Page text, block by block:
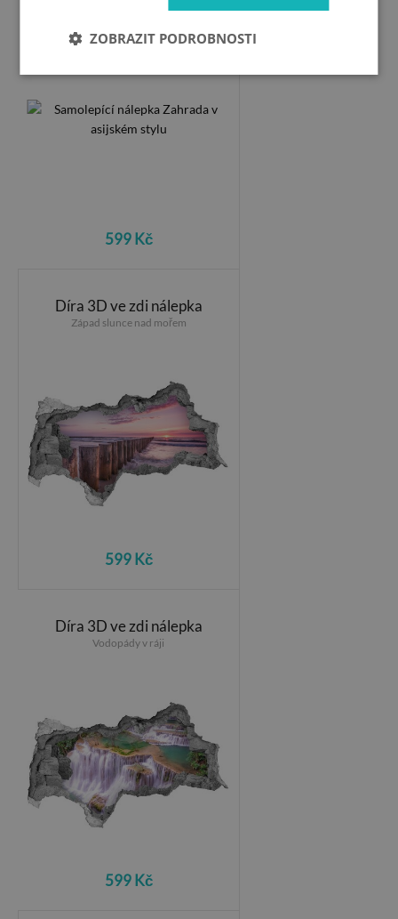
599 Kč
Díra 3D ve zdi nálepka
Západ slunce nad mořem
599 Kč
Díra 3D ve zdi nálepka
Vodopády v ráji
599 Kč
ZOBRAZIT PODROBNOSTI